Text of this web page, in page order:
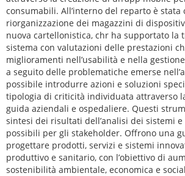
consumabili. All’interno del reparto è stata
riorganizzazione dei magazzini di
nuova cartellonistica, chr ha supportato la
sistema con valutazioni delle prestazioni
miglioramenti nell’usabilità e nella
a seguito delle problematiche emerse
possibile introdurre azioni e soluzioni
tipologia di criticità individuata attraverso
guida aziendali e ospedaliere. Questi
sintesi dei risultati dell’analisi dei sistemi
possibili per gli stakeholder. Offrono una
progettare prodotti, servizi e sistemi
produttivo e sanitario, con l’obiettivo di
sostenibilità ambientale, economica e